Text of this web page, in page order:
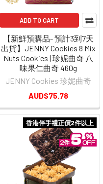
ADD TO CART
【新鮮預購品- 預計3到7天
出貨】JENNY Cookies 8 Mix
Nuts Cookies | 珍妮曲奇 八
味果仁曲奇 460g
JENNY Cookies 珍妮曲奇
AUD$75.78
香港伴手禮正價2件以上